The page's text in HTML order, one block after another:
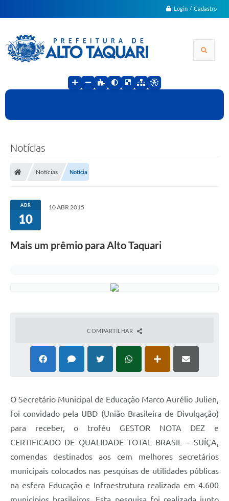
Login / Cadastro
Notícias
Notícias Notícia
ABR
10
10 ABR 2015
Mais um prêmio para Alto Taquari
COMPARTILHAR
O Secretário Municipal de Educação Marco Aurélio Julien,
foi convidado pela UBD (União Brasileira de Divulgação)
para receber, o troféu GESTOR NOTA DEZ e
CERTIFICADO DE QUALIDADE TOTAL BRASIL – SUÍÇA,
comendas destinados aos cem melhores secretários
municipais colocados nas pesquisas de utilidades públicas
na esfera Educação e Infraestrutura realizada em 4.600